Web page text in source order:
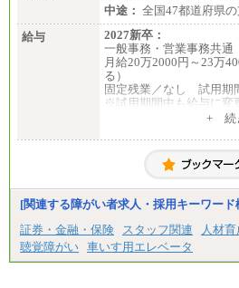
中途： 全国47都道府県
給与
2027新卒：
一般事務・営業事務共通
月給20万2000円～23万
る）
固定残業／なし 試用期
※試用期間中も給与に変
月給20万2000円～23万
固定残業／なし 試用期
+ 続
[関連する障がい者求人・採用キーワード
証券・金融・保険
スタッフ関連
人材
聴覚障がい 車いす用エレベータ